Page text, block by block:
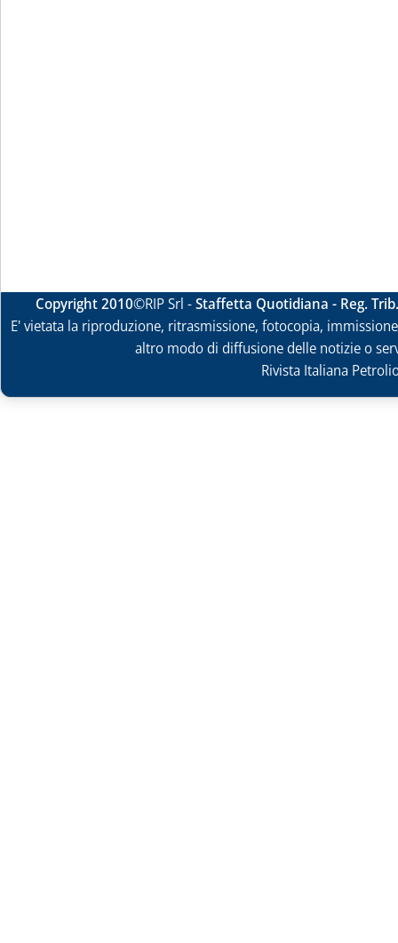
Copyright 2010©RIP Srl -Staffetta Quotidiana - Reg.
E' vietata la riproduzione, ritrasmissione, fotocopia,
altro modo di diffusione delle notizie o
Rivista Italiana